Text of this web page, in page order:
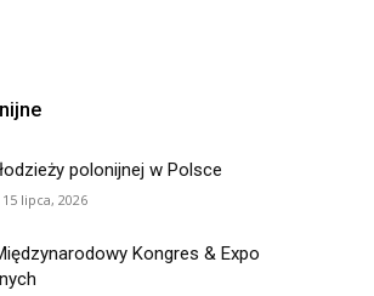
polonijnej w Polsce
15 lipca, 2026
Kongres & Expo